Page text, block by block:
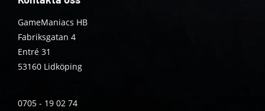
GameManiacs HB
Fabriksgatan 4
Entré 31
53160 Lidköping
0705 - 19 02 74